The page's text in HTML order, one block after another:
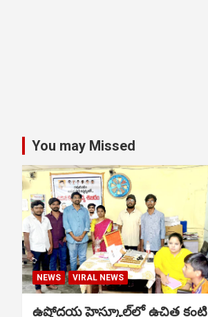
You may Missed
NEWS VIRAL NEWS
ఉషోదయ హైస్కూల్‌లో ఉచిత కంటి